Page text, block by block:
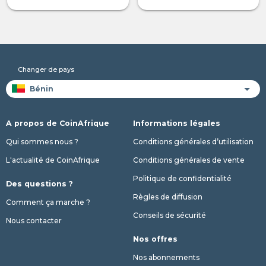
Changer de pays
A propos de CoinAfrique
Qui sommes nous ?
L'actualité de CoinAfrique
Des questions ?
Comment ça marche ?
Nous contacter
Informations légales
Conditions générales d’utilisation
Conditions générales de vente
Politique de confidentialité
Règles de diffusion
Conseils de sécurité
Nos offres
Nos abonnements